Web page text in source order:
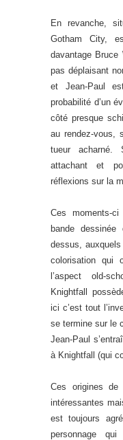
En revanche,
Gotham City,
davantage Bruce
pas déplaisant
et Jean-Paul
probabilité d’un
côté presque
au rendez-vous,
tueur
attachant et
réflexions sur la
Ces moments-
bande
dessus,
colorisation qui
l’aspect old-
Knightfall
ici c’est tout
se termine sur le
Jean-Paul
à Knightfall (qui
Ces origines de
intéressantes
est toujours
personnage qui